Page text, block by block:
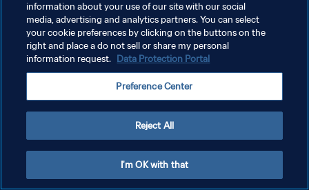
POLITIQUE DE CONFIDENTIALITÉ
CONDITIONS D'UTILISATION
GÉRER VOS PRÉFÉRENCES SUR LES COOKIES
information about your use of our site with our social
media, advertising and analytics partners. You can select
your cookie preferences by clicking on the buttons on the
right and place a do not sell or share my personal
information request. Data Protection Portal
Preference Center
Reject All
I'm OK with that